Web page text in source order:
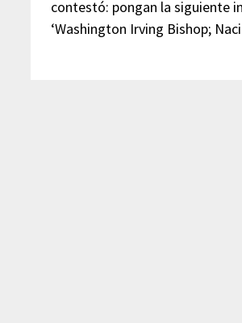
contestó: pongan la siguiente
‘Washington Irving Bishop;